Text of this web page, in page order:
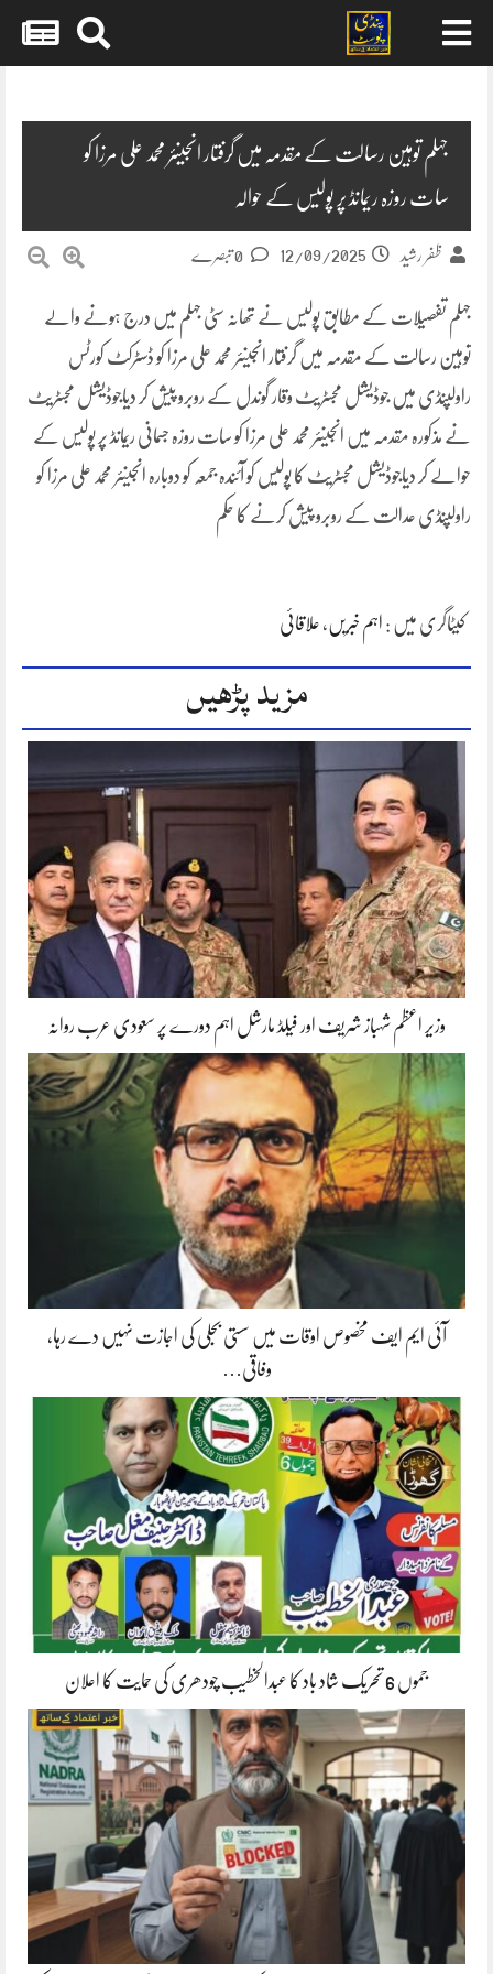
جہلم توہین رسالت کے مقدمہ میں گرفتار انجینئر محمد علی مرزا کو
سات روزہ ریمانڈ پر پولیس کے حوالہ
ظفر رشید 12/09/2025
جہلم تفصیلات کے مطابق پولیس نے تھانہ سٹی جہلم میں درج ہونے والے
توہین رسالت کے مقدمہ میں گرفتار انجینئر محمد علی مرزا کو ڈسٹرکٹ کورٹس
راولپنڈی میں جوڈیشل مجسٹریٹ وقار گوندل کے روبرو پیش کر دیاجوڈیشل مجسٹریٹ
نے مذکورہ مقدمہ میں انجینئر محمد علی مرزا کو سات روزہ جسمانی ریمانڈ پر پولیس کے
حوالے کر دیاجوڈیشل مجسٹریٹ کا پولیس کو آئندہ جمعہ کو دوبارہ انجینئر محمد علی مرزا کو
راولپنڈی عدالت کے روبرو پیش کرنے کا حکم
کیٹاگری میں : اہم خبریں ، علاقائی
مزید پڑھیں
وزیر اعظم شہباز شریف اور فیلڈ مارشل اہم دورے پر سعودی عرب روانہ
آئی ایم ایف مخصوص اوقات میں سستی بجلی کی اجازت نہیں دے رہا،
وفاقی…
جموں 6 تحریک شاد باد کا عبدالخطیب چودھری کی حمایت کا اعلان